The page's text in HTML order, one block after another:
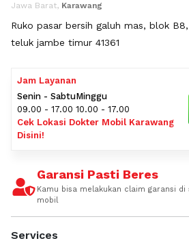
Jawa Barat, Karawang
Ruko pasar bersih galuh mas, blok
teluk jambe timur 41361
Jam Layanan
Senin - Sabtu
09.00 - 17.00
Minggu
10.00 - 17.00
Cek Lokasi Dokter Mobil Karawang
Disini!
Garansi Pasti Beres
Kamu bisa melakukan claim garansi
mobil
Services